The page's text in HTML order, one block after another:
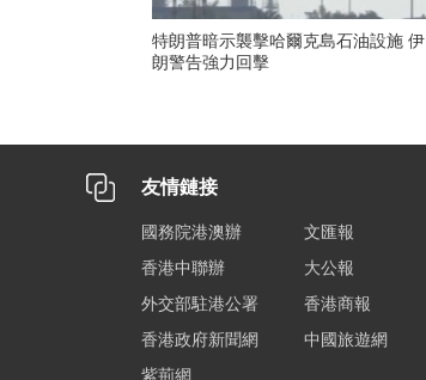
特朗普暗示襲擊哈爾克島石油設施 伊
朗警告強力回擊
友情鏈接
國務院港澳辦
文匯報
香港中聯辦
大公報
外交部駐港公署
香港商報
香港政府新聞網
中國旅遊網
紫荊網